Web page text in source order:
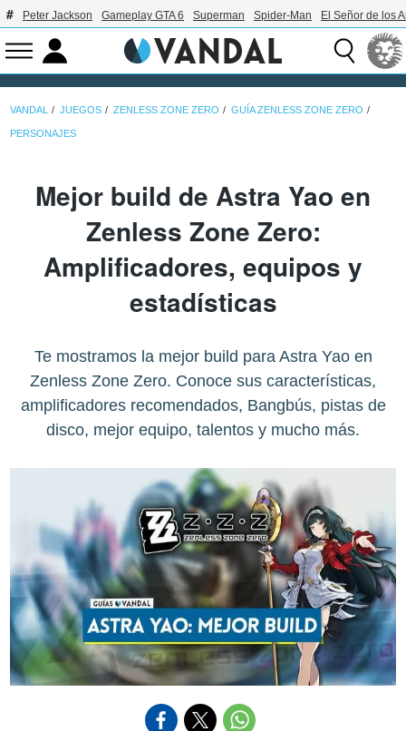
Peter Jackson Gameplay GTA 6 Superman Spider-Man El Señor de los
VANDAL JUEGOS ZENLESS ZONE ZERO GUÍA ZENLESS ZONE ZERO
PERSONAJES
Mejor build de Astra Yao en
Zenless Zone Zero:
Amplificadores, equipos y
estadísticas
Te mostramos la mejor build para Astra Yao en
Zenless Zone Zero. Conoce sus características,
amplificadores recomendados, Bangbús, pistas de
disco, mejor equipo, talentos y mucho más.